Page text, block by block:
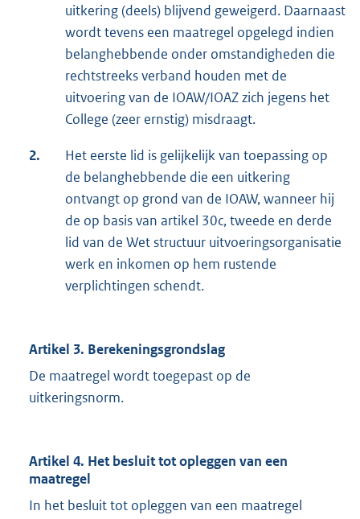
uitkering (deels) blijvend geweigerd. Daarnaast
wordt tevens een maatregel opgelegd indien
belanghebbende onder omstandigheden die
rechtstreeks verband houden met de
uitvoering van de IOAW/IOAZ zich jegens het
College (zeer ernstig) misdraagt.
2.
Het eerste lid is gelijkelijk van toepassing op
de belanghebbende die een uitkering
ontvangt op grond van de IOAW, wanneer hij
de op basis van artikel 30c, tweede en derde
lid van de Wet structuur uitvoeringsorganisatie
werk en inkomen op hem rustende
verplichtingen schendt.
Artikel 3. Berekeningsgrondslag
De maatregel wordt toegepast op de
uitkeringsnorm.
Artikel 4. Het besluit tot opleggen van een
maatregel
In het besluit tot opleggen van een maatregel